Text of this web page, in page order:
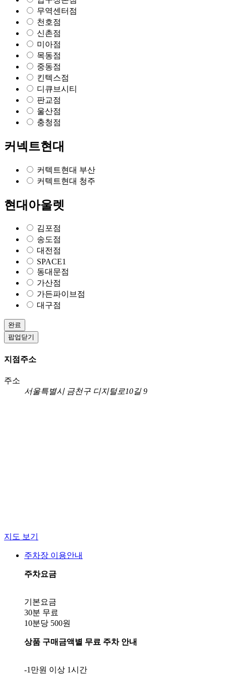
무역센터점
천호점
신촌점
미아점
목동점
중동점
킨텍스점
디큐브시티
판교점
울산점
충청점
커넥트현대
커텍트현대 부산
커텍트현대 청주
현대아울렛
김포점
송도점
대전점
SPACE1
동대문점
가산점
가든파이브점
대구점
완료
팝업닫기
지점주소
주소
서울특별시 금천구 디지털로10길 9
지도 보기
주차장 이용안내
주차요금
기본요금
30분 무료
상품 구매금액별 무료 주차 안내
-1만원 이상 1시간